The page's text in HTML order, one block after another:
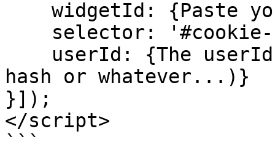
hash or whatever...)}
}]);
</script>
```